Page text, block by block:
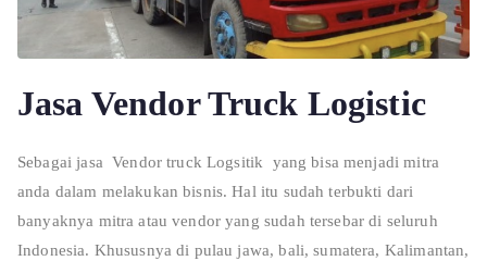
Jasa Vendor Truck Logistic
Sebagai jasa Vendor truck Logsitik yang bisa menjadi mitra
anda dalam melakukan bisnis. Hal itu sudah terbukti dari
banyaknya mitra atau vendor yang sudah tersebar di seluruh
Indonesia. Khususnya di pulau jawa, bali, sumatera, Kalimantan,